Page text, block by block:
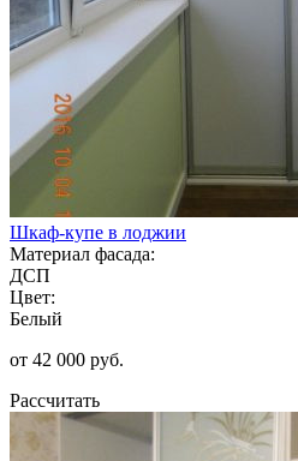
Шкаф-купе в лоджии
Материал фасада:
ДСП
Цвет:
Белый
от 42 000 руб.
Рассчитать